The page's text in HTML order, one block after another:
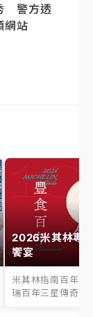
警方透
網站
2026米其林專
饗宴
米其林指南百年之
瑞百年三星傳奇、